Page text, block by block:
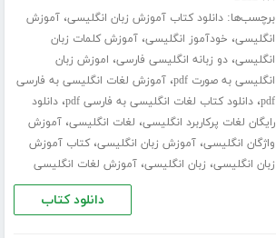
برچسب‌ها:دانلود کتاب آموزش زبان انگلیسی،آموزش
انگلیسی، خودآموز انگلیسی،آموزش کلمات زبان
انگلیسی،دو زبانه انگلیسی فارسی، اموزش زبان
انگلیسی به صورت pdf
،آموزش لغات انگلیسی به فارسی
pdf،دانلود کتاب لغات انگلیسی به فارسی pdf ،دانلود
رایگان لغات پرکاربرد انگلیسی، لغات انگلیسی،آموزش
واژگان انگلیسی،آموزش زبان انگلیسی،کتاب آموزش
زبان انگلیسی، زبان انگلیسی،آموزش لغات انگلیسی
دانلود کتاب